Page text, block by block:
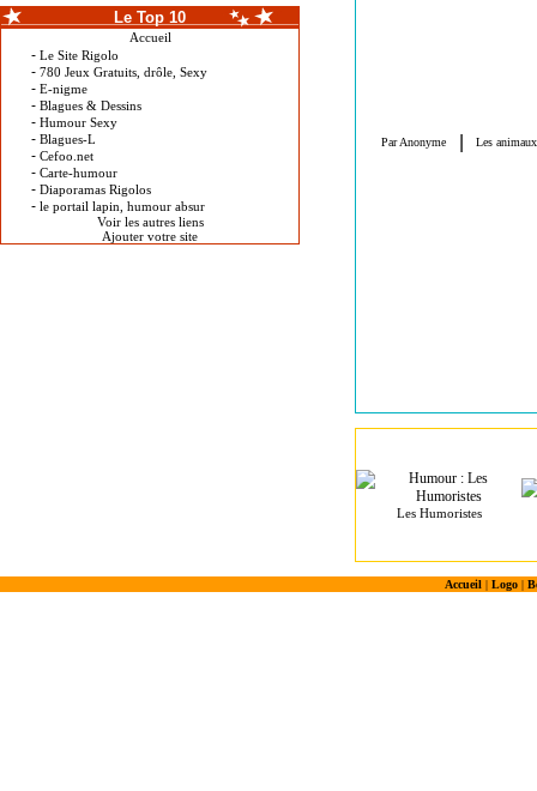
Le Top 10
Accueil
- Le Site Rigolo
- 780 Jeux Gratuits, drôle, Sexy
- E-nigme
- Blagues & Dessins
- Humour Sexy
- Blagues-L
- Cefoo.net
- Carte-humour
- Diaporamas Rigolos
- le portail lapin, humour absur
Voir les autres liens
Ajouter votre site
Les Humoristes
Accueil| Logo|